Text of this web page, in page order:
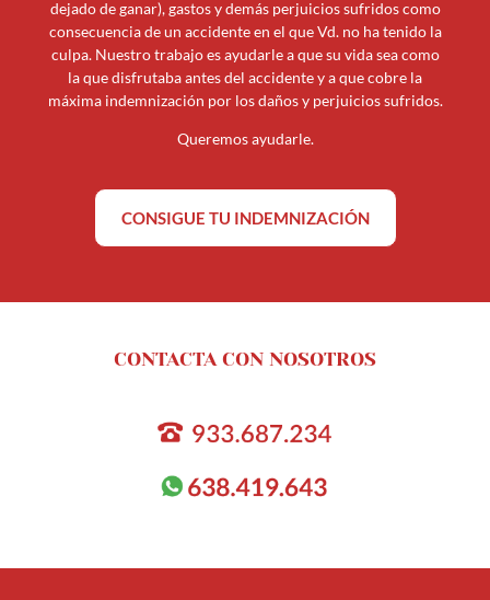
dejado de ganar), gastos y demás perjuicios sufridos como
consecuencia de un accidente en el que Vd. no ha tenido la
culpa. Nuestro trabajo es ayudarle a que su vida sea como
la que disfrutaba antes del accidente y a que cobre la
máxima indemnización por los daños y perjuicios sufridos.
Queremos ayudarle.
CONSIGUE TU INDEMNIZACIÓN
CONTACTA CON NOSOTROS